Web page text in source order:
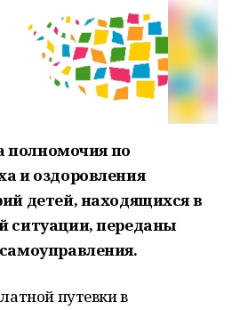
полномочия по
и оздоровления
детей, находящихся в
ситуации, переданы
путевки в